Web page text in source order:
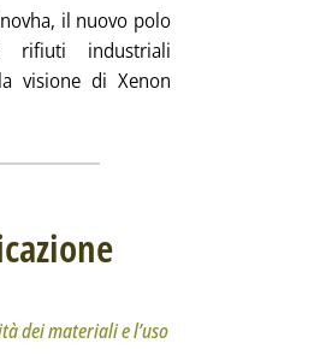
il nuovo polo
rifiuti industriali
visione di Xenon
strumenti digitali per la tracciabilità dei
16.24.
dei materiali e l’uso